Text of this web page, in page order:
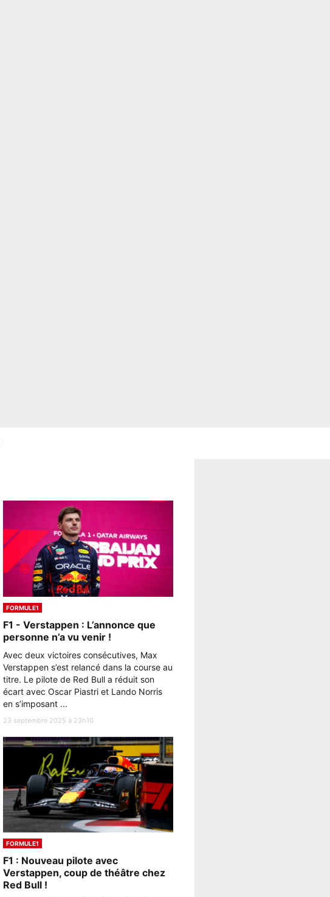
FORMULE1
F1 - Verstappen : L’annonce que
personne n’a vu venir !
Avec deux victoires consécutives, Max
Verstappen s’est relancé dans la course au
titre. Le pilote de Red Bull a réduit son
écart avec Oscar Piastri et Lando Norris
en s’imposant ...
23 septembre 2025 à 23h10
FORMULE1
F1 : Nouveau pilote avec
Verstappen, coup de théâtre chez
Red Bull !